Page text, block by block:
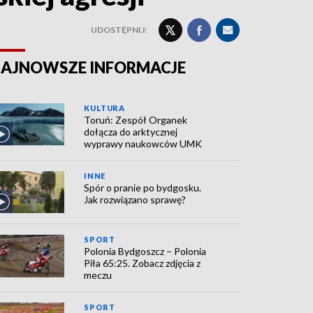
UDOSTĘPNIJ:
INFORMACJE
KULTURA
Toruń: Zespół Organek
dołącza do arktycznej
wyprawy naukowców UMK
INNE
Spór o pranie po bydgosku.
Jak rozwiązano sprawę?
SPORT
Polonia Bydgoszcz – Polonia
Piła 65:25. Zobacz zdjęcia z
meczu
SPORT